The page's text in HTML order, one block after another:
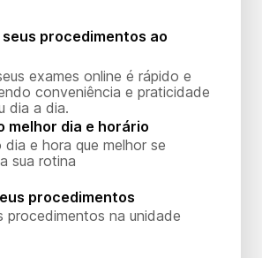
procedimentos ao
exames online é rápido e
conveniência e praticidade
dia a dia.
melhor dia e horário
dia e hora que melhor se
sua rotina
procedimentos
procedimentos na unidade